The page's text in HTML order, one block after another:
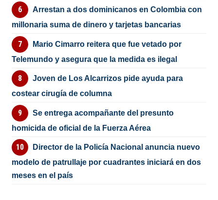
Arrestan a dos dominicanos en Colombia con
millonaria suma de dinero y tarjetas bancarias
Mario Cimarro reitera que fue vetado por
Telemundo y asegura que la medida es ilegal
Joven de Los Alcarrizos pide ayuda para
costear cirugía de columna
Se entrega acompañante del presunto
homicida de oficial de la Fuerza Aérea
Director de la Policía Nacional anuncia nuevo
modelo de patrullaje por cuadrantes iniciará en dos
meses en el país